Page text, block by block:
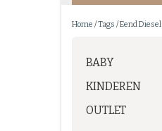
Home /Tags /Eend Diesel
BABY
KINDEREN
OUTLET